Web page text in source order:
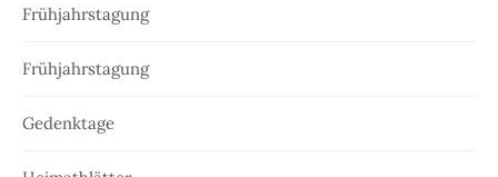
Frühjahrstagung
Frühjahrstagung
Gedenktage